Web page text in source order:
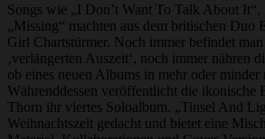
Songs wie „I Don’t Want To Talk About
„Missing“ machten aus dem britischen Duo
Girl Chartstürmer. Noch immer befindet
‚verlängerten Auszeit‘, noch immer nähren
ob eines neuen Albums in mehr oder
Währenddessen veröffentlicht die ikonische
Thorn ihr viertes Soloalbum. „Tinsel And
Weihnachtszeit gedacht und bietet eine